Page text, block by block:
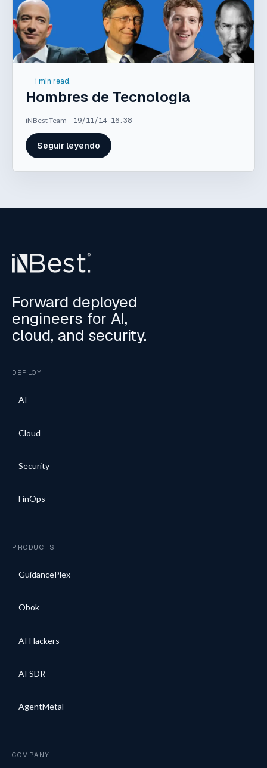
1 min read.
Hombres de Tecnología
iNBest Team 19/11/14 16:38
Seguir leyendo
Forward deployed
engineers for AI,
cloud, and security.
DEPLOY
AI
Cloud
Security
FinOps
PRODUCTS
GuidancePlex
Obok
AI Hackers
AI SDR
AgentMetal
COMPANY